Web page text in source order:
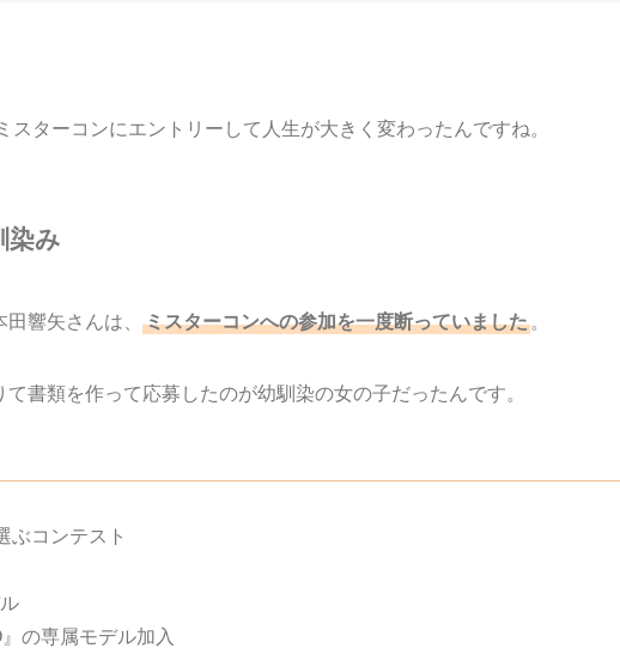
ターコンにエントリーして人生が大きく変わったんですね。
染み
響矢さんは、 ミスターコンへの参加を一度断っていました 。
書類を作って応募したのが幼馴染の女の子だったんです。
ぶコンテスト
の専属モデル加入